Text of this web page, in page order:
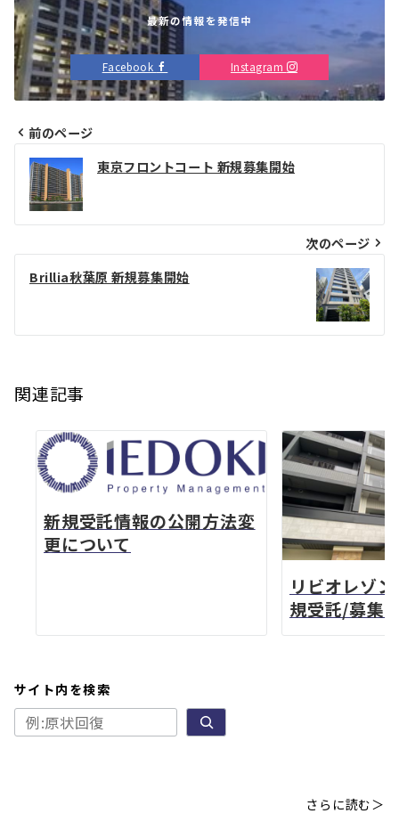
最新の情報を発信中
Facebook Instagram
投
稿
ナ
ビ
ゲ
ョ
前のページ
東京フロントコート 新規募集開始
次のページ
Brillia秋葉原 新規募集開始
関連記事
新規受託情報の公開方法変
更について
リビオレゾ
規受託/募集
サイト内を検索
さらに読む＞